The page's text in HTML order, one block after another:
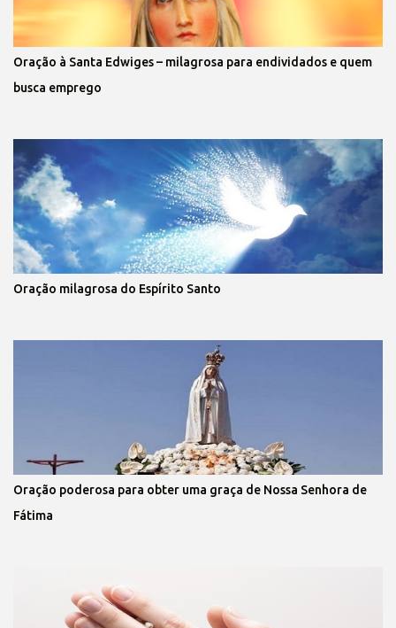
Oração à Santa Edwiges – milagrosa para endividados e quem
busca emprego
Oração milagrosa do Espírito Santo
Oração poderosa para obter uma graça de Nossa Senhora de
Fátima